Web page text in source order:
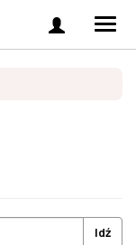
Zaloguj
się
Idź